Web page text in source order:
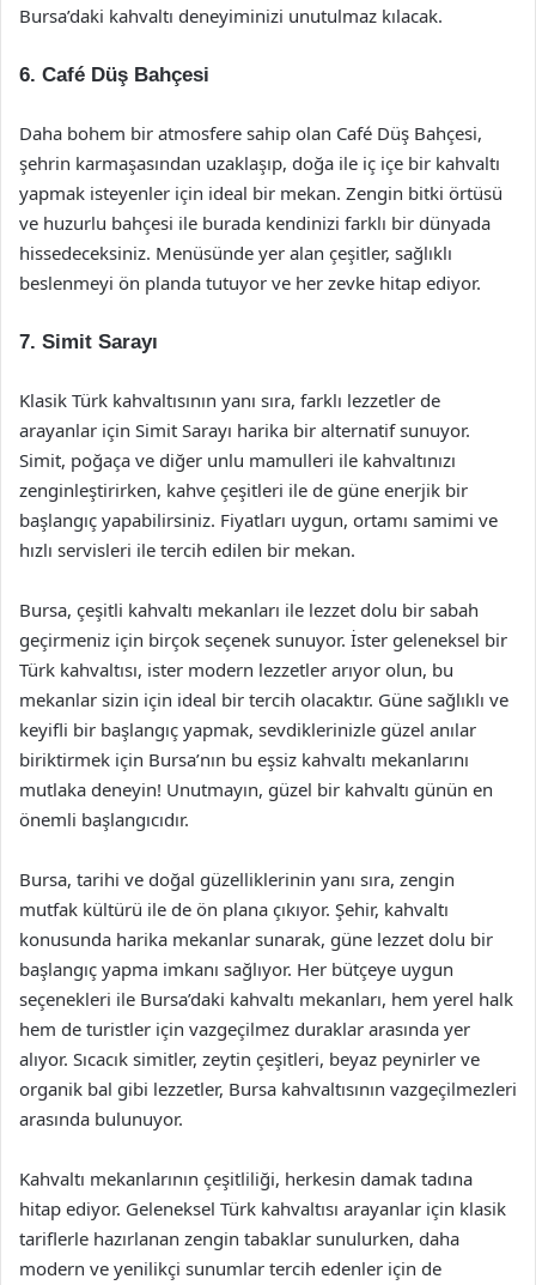
Bursa’daki kahvaltı deneyiminizi unutulmaz kılacak.
6. Café Düş Bahçesi
Daha bohem bir atmosfere sahip olan Café Düş Bahçesi,
şehrin karmaşasından uzaklaşıp, doğa ile iç içe bir kahvaltı
yapmak isteyenler için ideal bir mekan. Zengin bitki örtüsü
ve huzurlu bahçesi ile burada kendinizi farklı bir dünyada
hissedeceksiniz. Menüsünde yer alan çeşitler, sağlıklı
beslenmeyi ön planda tutuyor ve her zevke hitap ediyor.
7. Simit Sarayı
Klasik Türk kahvaltısının yanı sıra, farklı lezzetler de
arayanlar için Simit Sarayı harika bir alternatif sunuyor.
Simit, poğaça ve diğer unlu mamulleri ile kahvaltınızı
zenginleştirirken, kahve çeşitleri ile de güne enerjik bir
başlangıç yapabilirsiniz. Fiyatları uygun, ortamı samimi ve
hızlı servisleri ile tercih edilen bir mekan.
Bursa, çeşitli kahvaltı mekanları ile lezzet dolu bir sabah
geçirmeniz için birçok seçenek sunuyor. İster geleneksel bir
Türk kahvaltısı, ister modern lezzetler arıyor olun, bu
mekanlar sizin için ideal bir tercih olacaktır. Güne sağlıklı ve
keyifli bir başlangıç yapmak, sevdiklerinizle güzel anılar
biriktirmek için Bursa’nın bu eşsiz kahvaltı mekanlarını
mutlaka deneyin! Unutmayın, güzel bir kahvaltı günün en
önemli başlangıcıdır.
Bursa, tarihi ve doğal güzelliklerinin yanı sıra, zengin
mutfak kültürü ile de ön plana çıkıyor. Şehir, kahvaltı
konusunda harika mekanlar sunarak, güne lezzet dolu bir
başlangıç yapma imkanı sağlıyor. Her bütçeye uygun
seçenekleri ile Bursa’daki kahvaltı mekanları, hem yerel halk
hem de turistler için vazgeçilmez duraklar arasında yer
alıyor. Sıcacık simitler, zeytin çeşitleri, beyaz peynirler ve
organik bal gibi lezzetler, Bursa kahvaltısının vazgeçilmezleri
arasında bulunuyor.
Kahvaltı mekanlarının çeşitliliği, herkesin damak tadına
hitap ediyor. Geleneksel Türk kahvaltısı arayanlar için klasik
tariflerle hazırlanan zengin tabaklar sunulurken, daha
modern ve yenilikçi sunumlar tercih edenler için de